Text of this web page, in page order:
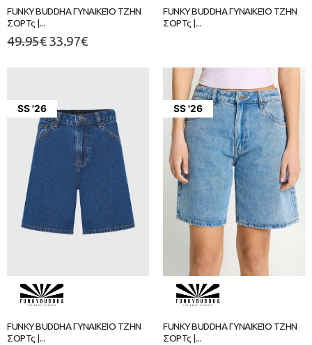
FUNKY BUDDHA ΓΥΝΑΙΚΕΊΟ ΤΖΗΝ
ΣΟΡΤς |...
49.95€ 33.97€
FUNKY BUDDHA ΓΥΝΑΙΚΕΊΟ ΤΖΗΝ
ΣΟΡΤς |...
SS '26
FUNKY BUDDHA ΓΥΝΑΙΚΕΊΟ ΤΖΗΝ
ΣΟΡΤς |...
SS '26
FUNKY BUDDHA ΓΥΝΑΙΚΕΊΟ ΤΖΗΝ
ΣΟΡΤς |...